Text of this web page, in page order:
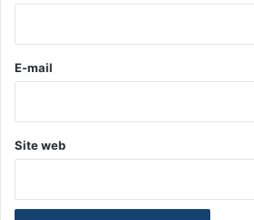
e
E-mail
Site web